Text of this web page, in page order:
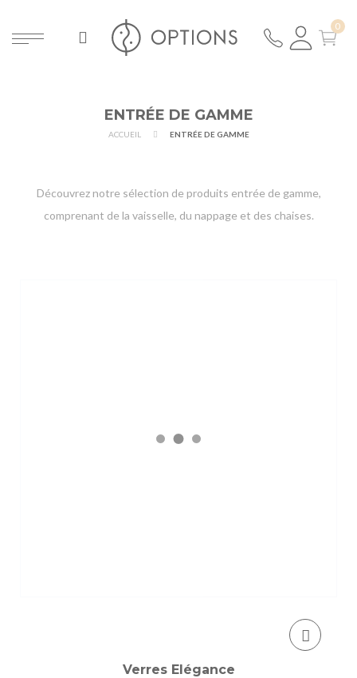
ENTRÉE DE GAMME
ACCUEIL ENTRÉE DE GAMME
Découvrez notre sélection de produits entrée de gamme,
comprenant de la vaisselle, du nappage et des chaises.
Verres Elégance